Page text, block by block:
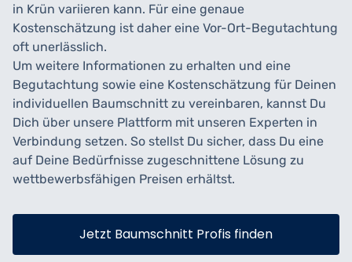
in Krün variieren kann. Für eine genaue
Kostenschätzung ist daher eine Vor-Ort-Begutachtung
oft unerlässlich.
Um weitere Informationen zu erhalten und eine
Begutachtung sowie eine Kostenschätzung für Deinen
individuellen Baumschnitt zu vereinbaren, kannst Du
Dich über unsere Plattform mit unseren Experten in
Verbindung setzen. So stellst Du sicher, dass Du eine
auf Deine Bedürfnisse zugeschnittene Lösung zu
wettbewerbsfähigen Preisen erhältst.
Jetzt Baumschnitt Profis finden